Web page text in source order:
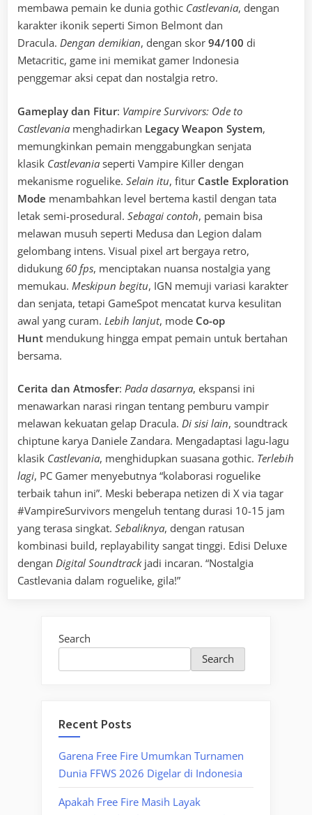
membawa pemain ke dunia gothic Castlevania, dengan
karakter ikonik seperti Simon Belmont dan
Dracula. Dengan demikian, dengan skor 94/100 di
Metacritic, game ini memikat gamer Indonesia
penggemar aksi cepat dan nostalgia retro.
Gameplay dan Fitur: Vampire Survivors: Ode to
Castlevania menghadirkan Legacy Weapon System,
memungkinkan pemain menggabungkan senjata
klasik Castlevania seperti Vampire Killer dengan
mekanisme roguelike. Selain itu, fitur Castle Exploration
Mode menambahkan level bertema kastil dengan tata
letak semi-prosedural. Sebagai contoh, pemain bisa
melawan musuh seperti Medusa dan Legion dalam
gelombang intens. Visual pixel art bergaya retro,
didukung 60 fps, menciptakan nuansa nostalgia yang
memukau. Meskipun begitu, IGN memuji variasi karakter
dan senjata, tetapi GameSpot mencatat kurva kesulitan
awal yang curam. Lebih lanjut, mode Co-op
Hunt mendukung hingga empat pemain untuk bertahan
bersama.
Cerita dan Atmosfer: Pada dasarnya, ekspansi ini
menawarkan narasi ringan tentang pemburu vampir
melawan kekuatan gelap Dracula. Di sisi lain, soundtrack
chiptune karya Daniele Zandara. Mengadaptasi lagu-lagu
klasik Castlevania, menghidupkan suasana gothic. Terlebih
lagi, PC Gamer menyebutnya “kolaborasi roguelike
terbaik tahun ini”. Meski beberapa netizen di X via tagar
#VampireSurvivors mengeluh tentang durasi 10-15 jam
yang terasa singkat. Sebaliknya, dengan ratusan
kombinasi build, replayability sangat tinggi. Edisi Deluxe
dengan Digital Soundtrackjadi incaran. “Nostalgia
Castlevania dalam roguelike, gila!”
Search
Search
Recent Posts
Garena Free Fire Umumkan Turnamen
Dunia FFWS 2026 Digelar di Indonesia
Apakah Free Fire Masih Layak